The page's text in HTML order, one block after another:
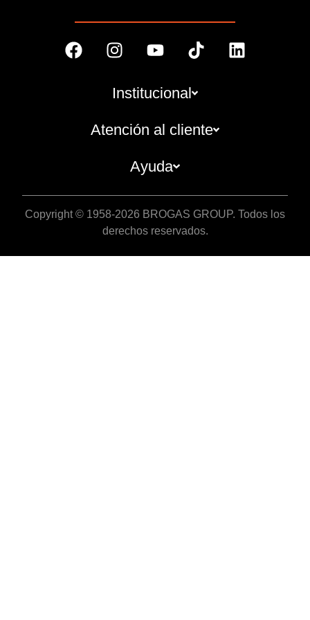
Institucional
Atención al cliente
Ayuda
Copyright © 1958-2026 BROGAS GROUP. Todos los
derechos reservados.